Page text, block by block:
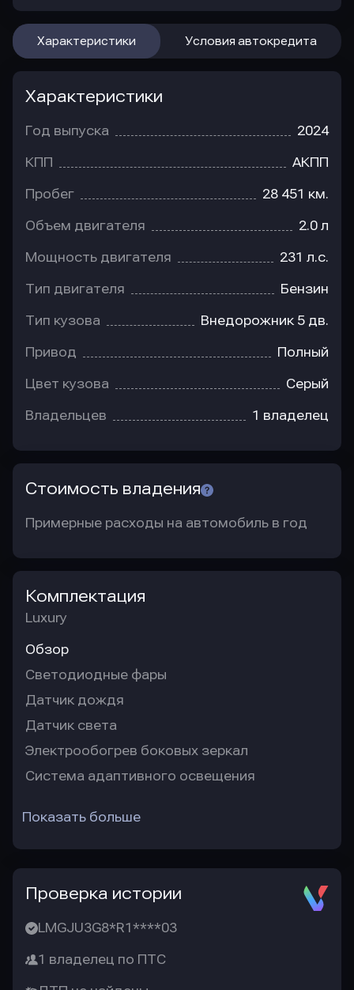
Характеристики Условия автокредита
Характеристики
Год выпуска 2024
КПП АКПП
Пробег 28 451 км.
Объем двигателя 2.0 л
Мощность двигателя 231 л.с.
Тип двигателя Бензин
Тип кузова Внедорожник 5 дв.
Привод Полный
Цвет кузова Серый
Владельцев 1 владелец
Стоимость владения
Примерные расходы на автомобиль в год
Комплектация
Luxury
Обзор
Светодиодные фары
Датчик дождя
Датчик света
Электрообогрев боковых зеркал
Система адаптивного освещения
Показать больше
Проверка истории
LMGJU3G8*R1****03
1 владелец по ПТС